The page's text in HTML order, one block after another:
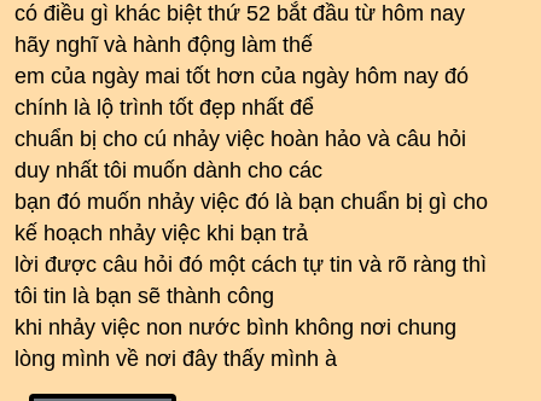
có điều gì khác biệt thứ 52 bắt đầu từ hôm nay
hãy nghĩ và hành động làm thế
em của ngày mai tốt hơn của ngày hôm nay đó
chính là lộ trình tốt đẹp nhất để
chuẩn bị cho cú nhảy việc hoàn hảo và câu hỏi
duy nhất tôi muốn dành cho các
bạn đó muốn nhảy việc đó là bạn chuẩn bị gì cho
kế hoạch nhảy việc khi bạn trả
lời được câu hỏi đó một cách tự tin và rõ ràng thì
tôi tin là bạn sẽ thành công
khi nhảy việc non nước bình không nơi chung
lòng mình về nơi đây thấy mình à